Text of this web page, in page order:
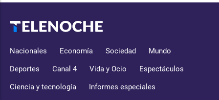
Nacionales Economía Sociedad Mundo
Deportes Canal 4 Vida y Ocio Espectáculos
Ciencia y tecnología Informes especiales